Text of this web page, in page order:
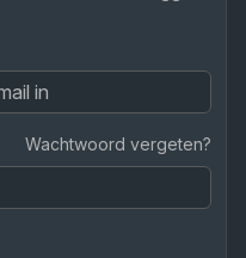
Wachtwoord vergeten?